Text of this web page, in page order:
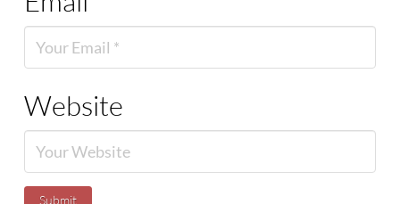
Website